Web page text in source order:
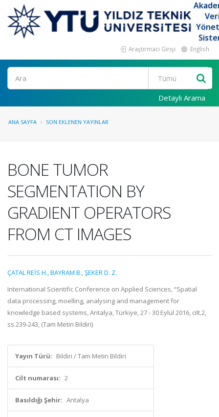
Araştırmacı Girişi English
Ara
Detaylı Arama
ANA SAYFA SON EKLENEN YAYINLAR
BONE TUMOR
SEGMENTATION BY
GRADIENT OPERATORS
FROM CT IMAGES
ÇATAL REİS H.,BAYRAM B.,ŞEKER D. Z.
International Scientific Conference on Applied Sciences, “Spatial
data processing, moelling, analysing and management for
knowledge based systems, Antalya, Türkiye, 27 - 30 Eylül 2016, cilt.2,
ss.239-243, (Tam Metin Bildiri)
Yayın Türü: Bildiri / Tam Metin Bildiri
Cilt numarası: 2
Basıldığı Şehir: Antalya